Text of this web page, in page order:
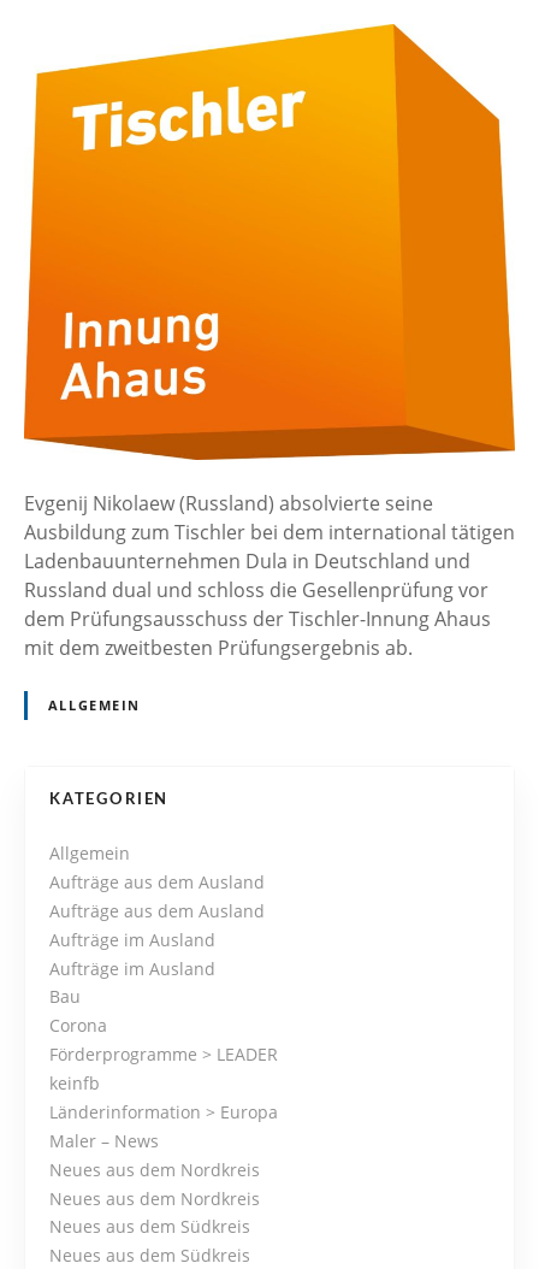
Evgenij Nikolaew (Russland) absolvierte seine
Ausbildung zum Tischler bei dem international tätigen
Ladenbauunternehmen Dula in Deutschland und
Russland dual und schloss die Gesellenprüfung vor
dem Prüfungsausschuss der Tischler-Innung Ahaus
mit dem zweitbesten Prüfungsergebnis ab.
ALLGEMEIN
N
KATEGORIEN
Allgemein
Aufträge aus dem Ausland
Aufträge aus dem Ausland
Aufträge im Ausland
Aufträge im Ausland
Bau
Corona
Förderprogramme > LEADER
keinfb
Länderinformation > Europa
Maler – News
Neues aus dem Nordkreis
Neues aus dem Nordkreis
Neues aus dem Südkreis
Neues aus dem Südkreis